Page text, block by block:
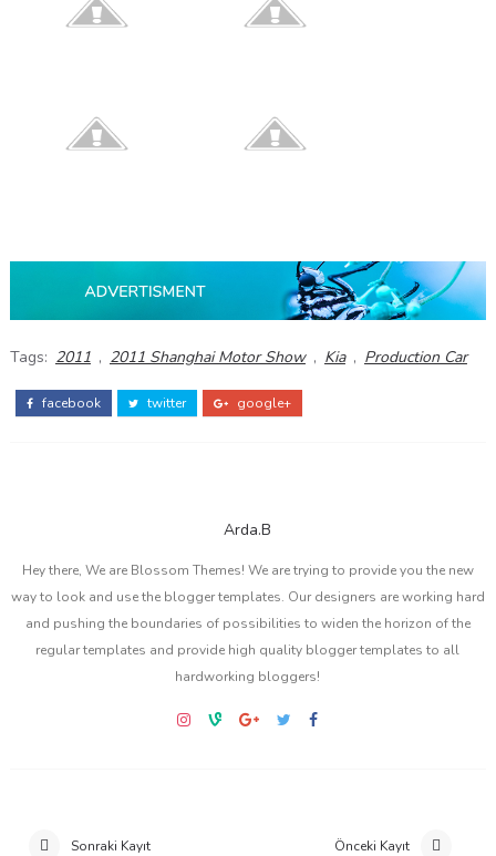
Tags: 2011 , 2011 Shanghai Motor Show , Kia , Production Car
facebook twitter google+
Arda.B
Hey there, We are Blossom Themes! We are trying to provide you the new
way to look and use the blogger templates. Our designers are working hard
and pushing the boundaries of possibilities to widen the horizon of the
regular templates and provide high quality blogger templates to all
hardworking bloggers!
Sonraki Kayıt Önceki Kayıt